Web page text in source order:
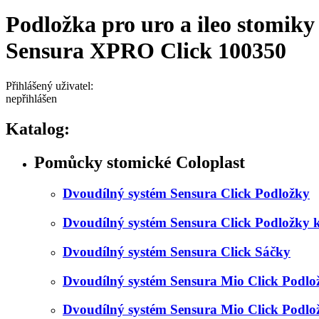
Podložka pro uro a ileo stomiky
Sensura XPRO Click 100350
Přihlášený uživatel:
nepřihlášen
Katalog:
Pomůcky stomické Coloplast
Dvoudílný systém Sensura Click Podložky
Dvoudílný systém Sensura Click Podložky
Dvoudílný systém Sensura Click Sáčky
Dvoudílný systém Sensura Mio Click
Dvoudílný systém Sensura Mio Click